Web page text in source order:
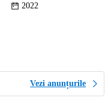
2022
Vezi anunțurile